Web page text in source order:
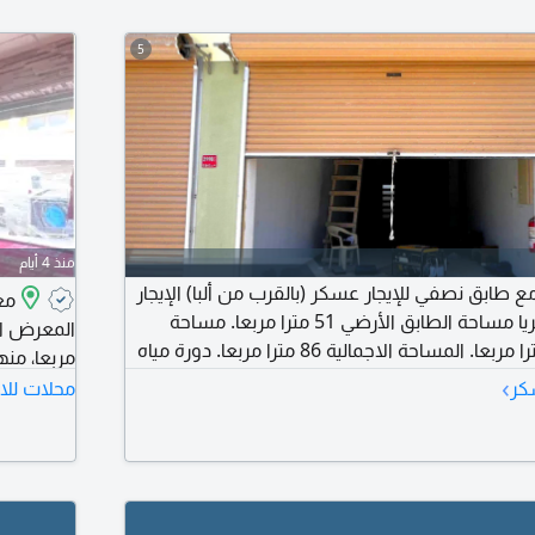
5
نصفي للإيجار عسكر (بالقرب من ألبا) الإيجار
200 دينار بحريني شهريا مساحة الطابق الأرضي 51 مترا مربعا. مساحة
الطابق النصفي 35 مترا مربعا. المساحة الاجمالية 86 مترا مربعا. دورة مياه
مناسب. للاستخدام التجاري / الصناعي. أي عنوان
والمقطورات. موقع متميز في عسكر -
›
منذ 4 أيام
تتوفر
محلات